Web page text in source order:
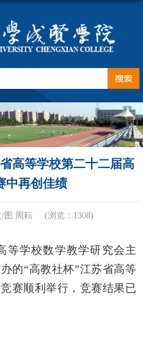
高等学校第二十二届高
中再创佳绩
/图 周耘 (浏览： 1308)
等学校数学教学研究会主
的“高教社杯”江苏省高等
赛顺利举行，竞赛结果已